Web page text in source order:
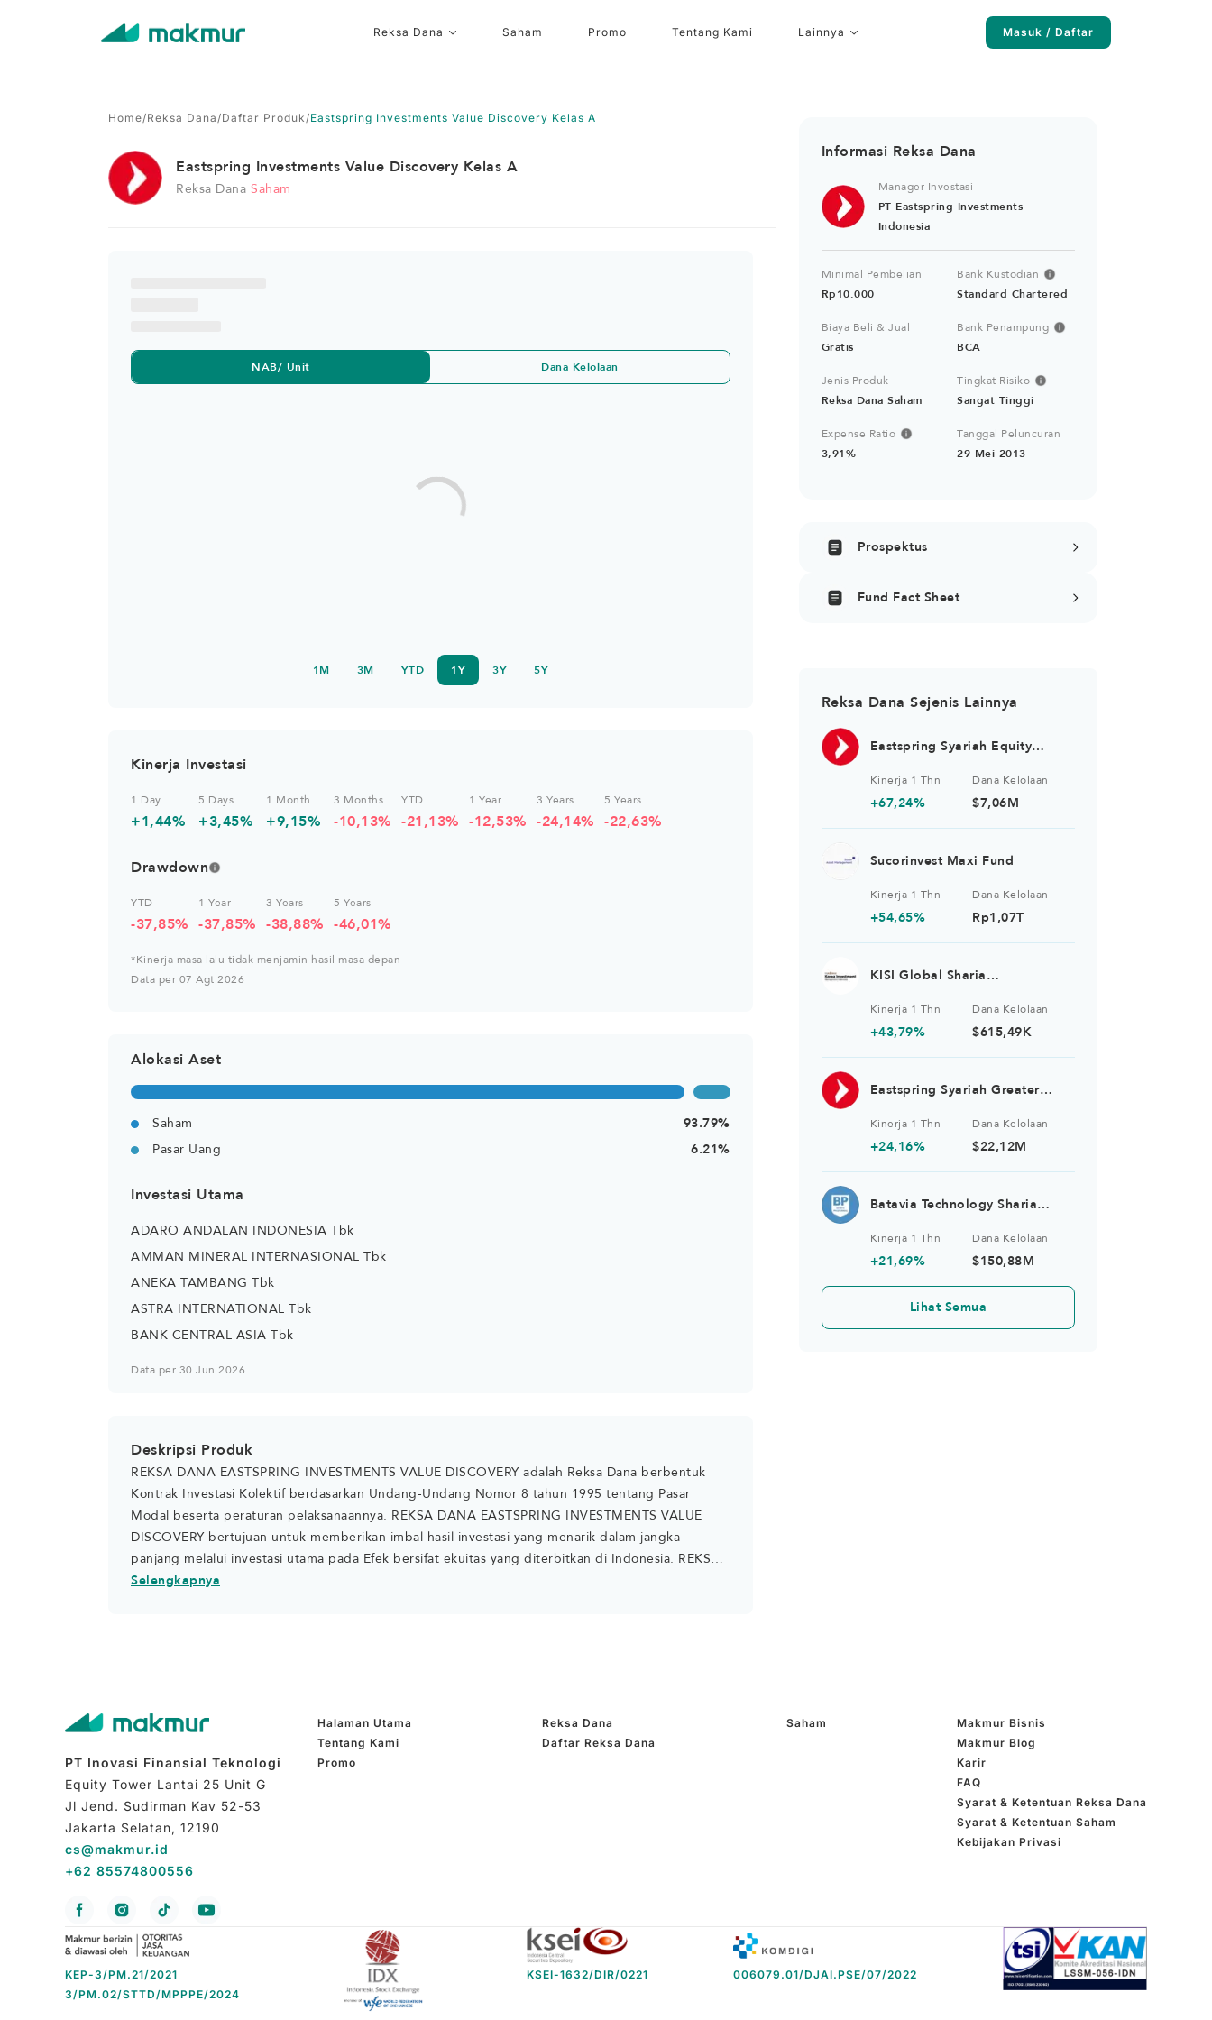
Reksa Dana Saham Promo Tentang Kami Lainnya Masuk / Daftar
Home/Reksa Dana/Daftar Produk/Eastspring Investments Value Discovery Kelas A
Eastspring Investments Value Discovery Kelas A
Reksa Dana Saham
NAB/ Unit Dana Kelolaan
1M 3M YTD 1Y 3Y 5Y
Kinerja Investasi
1 Day
+1,44%
5 Days
+3,45%
1 Month
+9,15%
3 Months
-10,13%
YTD
-21,13%
1 Year
-12,53%
3 Years
-24,14%
5 Years
-22,63%
Drawdown
YTD
-37,85%
1 Year
-37,85%
3 Years
-38,88%
5 Years
-46,01%
*Kinerja masa lalu tidak menjamin hasil masa depan
Data per 07 Agt 2026
Alokasi Aset
Saham
93.79%
Pasar Uang
6.21%
Investasi Utama
ADARO ANDALAN INDONESIA Tbk
AMMAN MINERAL INTERNASIONAL Tbk
ANEKA TAMBANG Tbk
ASTRA INTERNATIONAL Tbk
BANK CENTRAL ASIA Tbk
Data per 30 Jun 2026
Deskripsi Produk
REKSA DANA EASTSPRING INVESTMENTS VALUE DISCOVERY adalah Reksa Dana berbentuk
Kontrak Investasi Kolektif berdasarkan Undang-Undang Nomor 8 tahun 1995 tentang Pasar
Modal beserta peraturan pelaksanaannya. REKSA DANA EASTSPRING INVESTMENTS VALUE
DISCOVERY bertujuan untuk memberikan imbal hasil investasi yang menarik dalam jangka
panjang melalui investasi utama pada Efek bersifat ekuitas yang diterbitkan di Indonesia. REKSA
DANA EASTSPRING INVESTMENTS VALUE DISCOVERY akan melakukan investasi dengan
yang dijual dalam Penawaran Umum dan/atau diperdagangkan di Bursa Efek baik di dalam
maupun di luar negeri dan/atau instrumen pasar uang dalam negeri yang mempunyai jatuh
tempo kurang dari 1 (satu) tahun dan/atau deposito berdenominasi Rupiah; sesuai dengan
peraturan perundang-undangan yang berlaku di Indonesia. Dalam hal berinvestasi pada Efek luar
negeri, REKSA DANA EASTSPRING INVESTMENTS VALUE DISCOVERY akan mengacu kepada
peraturan perundang-undangan yang berlaku di Indonesia dan hukum Negara yang mendasari
penerbitan Efek luar negeri tersebut
Selengkapnya
Informasi Reksa Dana
Manager Investasi
PT Eastspring Investments
Indonesia
Minimal Pembelian
Rp10.000
Bank Kustodian
Standard Chartered
Biaya Beli & Jual
Gratis
Bank Penampung
BCA
Jenis Produk
Reksa Dana Saham
Tingkat Risiko
Sangat Tinggi
Expense Ratio
3,91%
Tanggal Peluncuran
29 Mei 2013
Prospektus
Fund Fact Sheet
Reksa Dana Sejenis Lainnya
Eastspring Syariah Equity
A
Kinerja 1 Thn
+67,24%
Dana Kelolaan
$7,06M
Sucorinvest Maxi Fund
Kinerja 1 Thn
+54,65%
Dana Kelolaan
Rp1,07T
KISI Global Sharia
Equity Fund USD
Kinerja 1 Thn
+43,79%
Dana Kelolaan
$615,49K
Eastspring Syariah Greater
Kinerja 1 Thn
+24,16%
Dana Kelolaan
$22,12M
Batavia Technology Sharia
Kinerja 1 Thn
+21,69%
Dana Kelolaan
$150,88M
Lihat Semua
PT Inovasi Finansial Teknologi
Equity Tower Lantai 25 Unit G
Jl Jend. Sudirman Kav 52-53
Jakarta Selatan, 12190
cs@makmur.id
+62 85574800556
Halaman Utama
Tentang Kami
Promo
Reksa Dana
Daftar Reksa Dana
Saham
Makmur Bisnis
Makmur Blog
Karir
FAQ
Syarat & Ketentuan Reksa Dana
Syarat & Ketentuan Saham
Kebijakan Privasi
KEP-3/PM.21/2021
3/PM.02/STTD/MPPPE/2024
KSEI-1632/DIR/0221 006079.01/DJAI.PSE/07/2022